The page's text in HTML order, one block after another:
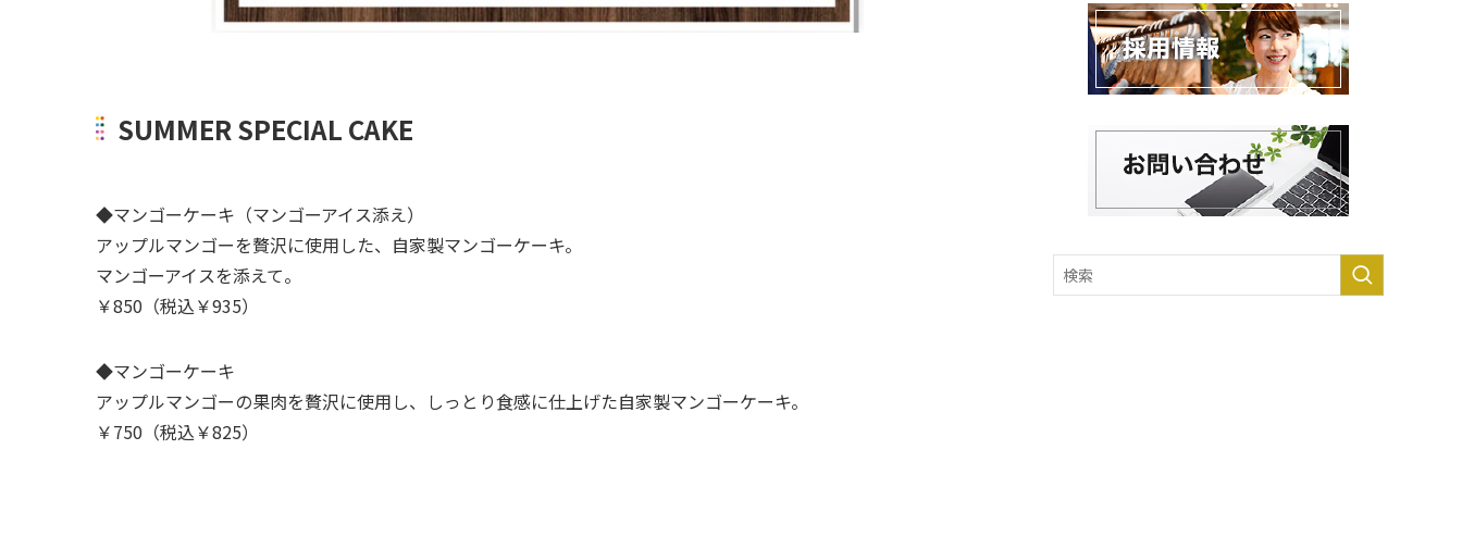
SUMMER SPECIAL CAKE
◆マンゴーケーキ（マンゴーアイス添え）
アップルマンゴーを贅沢に使用した、自家製マンゴーケーキ。
マンゴーアイスを添えて。
￥850（税込￥935）
◆マンゴーケーキ
アップルマンゴーの果肉を贅沢に使用し、しっとり食感に仕上げた自家製マンゴーケーキ。
￥750（税込￥825）